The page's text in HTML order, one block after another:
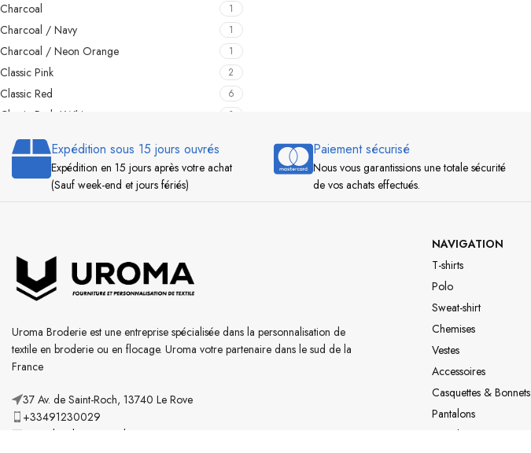
Charcoal 1
Charcoal / Navy 1
Charcoal / Neon Orange 1
Classic Pink 2
Classic Red 6
Classic Red / White 3
CRANBERRY
Dark Graphite
Dark Grey / Light Grey
Darkgrey / White
Dove Grey
Earth brown / Black / Dark Grey
Emerald 1
Evergreen 1
Evergreen / White
Fluorescent Green
Forest Green / Light Grey
Forest Green / Taupe
Expédition sous 15 jours ouvrés
Expédition en 15 jours après votre achat
(Sauf week-end et jours fériés)
Paiement sécurisé
Nous vous garantissions une totale sécurité
de vos achats effectués.
Uroma Broderie est une entreprise spécialisée dans la personnalisation de
textile en broderie ou en flocage. Uroma votre partenaire dans le sud de la
France
37 Av. de Saint-Roch, 13740 Le Rove
+33491230029
uromabroderie@gmail.com
NAVIGATION
T-shirts
Polo
Sweat-shirt
Chemises
Vestes
Accessoires
Casquettes & Bonnets
Pantalons
Pantalons